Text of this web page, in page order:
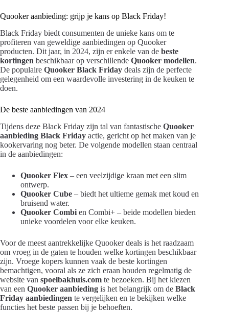
Quooker aanbieding: grijp je kans op Black Friday!
Black Friday biedt consumenten de unieke kans om te
profiteren van geweldige aanbiedingen op Quooker
producten. Dit jaar, in 2024, zijn er enkele van de beste
kortingen beschikbaar op verschillende Quooker modellen.
De populaire Quooker Black Friday deals zijn de perfecte
gelegenheid om een waardevolle investering in de keuken te
doen.
De beste aanbiedingen van 2024
Tijdens deze Black Friday zijn tal van fantastische Quooker
aanbieding Black Friday actie, gericht op het maken van je
kookervaring nog beter. De volgende modellen staan centraal
in de aanbiedingen:
Quooker Flex – een veelzijdige kraan met een slim
ontwerp.
Quooker Cube – biedt het ultieme gemak met koud en
bruisend water.
Quooker Combi en Combi+ – beide modellen bieden
unieke voordelen voor elke keuken.
Voor de meest aantrekkelijke Quooker deals is het raadzaam
om vroeg in de gaten te houden welke kortingen beschikbaar
zijn. Vroege kopers kunnen vaak de beste kortingen
bemachtigen, vooral als ze zich eraan houden regelmatig de
website van spoelbakhuis.com te bezoeken. Bij het kiezen
van een Quooker aanbieding is het belangrijk om de Black
Friday aanbiedingen te vergelijken en te bekijken welke
functies het beste passen bij je behoeften.